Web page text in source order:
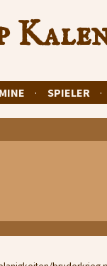
· SPIELER ·